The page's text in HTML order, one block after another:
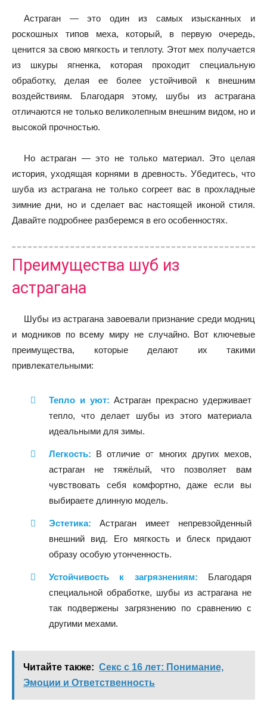
Астраган — это один из самых изысканных и
роскошных типов меха, который, в первую очередь,
ценится за свою мягкость и теплоту. Этот мех получается
из шкуры ягненка, которая проходит специальную
обработку, делая ее более устойчивой к внешним
воздействиям. Благодаря этому, шубы из астрагана
отличаются не только великолепным внешним видом, но и
высокой прочностью.
Но астраган — это не только материал. Это целая
история, уходящая корнями в древность. Убедитесь, что
шуба из астрагана не только согреет вас в прохладные
зимние дни, но и сделает вас настоящей иконой стиля.
Давайте подробнее разберемся в его особенностях.
Преимущества шуб из
астрагана
Шубы из астрагана завоевали признание среди модниц
и модников по всему миру не случайно. Вот ключевые
преимущества, которые делают их такими
привлекательными:
Тепло и уют: Астраган прекрасно удерживает
тепло, что делает шубы из этого материала
идеальными для зимы.
Легкость: В отличие от многих других мехов,
астраган не тяжёлый, что позволяет вам
чувствовать себя комфортно, даже если вы
выбираете длинную модель.
Эстетика: Астраган имеет непревзойденный
внешний вид. Его мягкость и блеск придают
образу особую утонченность.
Устойчивость к загрязнениям: Благодаря
специальной обработке, шубы из астрагана не
так подвержены загрязнению по сравнению с
другими мехами.
Читайте также: Секс с 16 лет: Понимание,
Эмоции и Ответственность